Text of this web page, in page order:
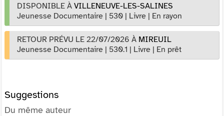
DISPONIBLE À VILLENEUVE-LES-SALINES
Jeunesse Documentaire | 530 | Livre | En rayon
RETOUR PRÉVU LE 22/07/2026 À MIREUIL
Jeunesse Documentaire | 530.1 | Livre | En prêt
Suggestions
Du même auteur